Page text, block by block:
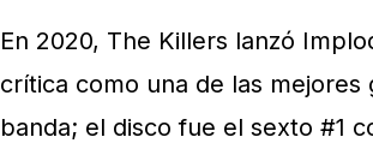
En 2020, The Killers lanzó
crítica como una de las
banda; el disco fue el sexto #1